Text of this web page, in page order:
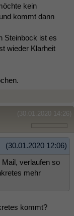
kein
kommt dann
Steinbock ist es
wieder Klarheit
(30.01.2020 14:26)
(30.01.2020 12:06)
verlaufen so
mehr
kommt?